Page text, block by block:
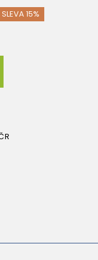
SLEVA 15%